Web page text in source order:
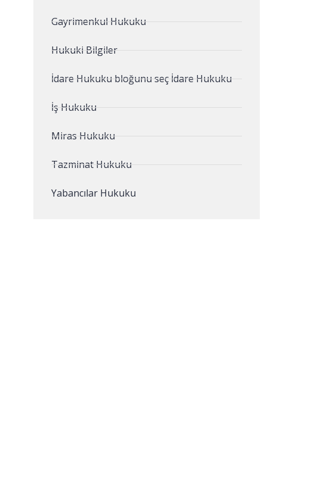
Gayrimenkul Hukuku
Hukuki Bilgiler
İdare Hukuku bloğunu seç İdare Hukuku
İş Hukuku
Miras Hukuku
Tazminat Hukuku
Yabancılar Hukuku